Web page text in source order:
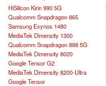
HiSilicon Kirin 990 5G
Qualcomm Snapdragon 865
Samsung Exynos 1480
MediaTek Dimensity 1300
Qualcomm Snapdragon 888 5G
MediaTek Dimensity 8020
Google Tensor G2
MediaTek Dimensity 8200-Ultra
Google Tensor